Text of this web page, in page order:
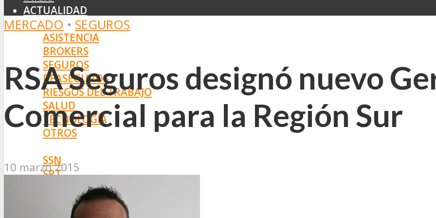
ACTUALIDAD
MERCADO
ASISTENCIA
BROKERS
SEGUROS
REASEGUROS
RIESGOS DEL TRABAJO
SALUD
TECNOLOGÍA
OTROS
SSN
SRT
BOLETÍN OFICIAL
PROYECTOS DE LEY
SOCIEDADES
MERCADO • SEGUROS
RSA Seguros designó nuevo
Comercial para la Región Sur
10 marzo 2015